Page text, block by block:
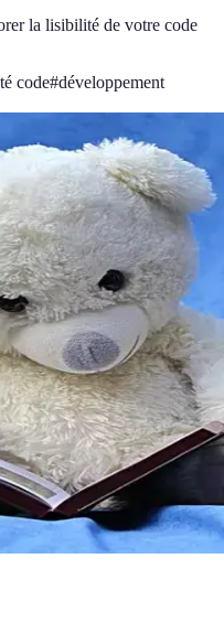
la lisibilité de votre code
code#développement